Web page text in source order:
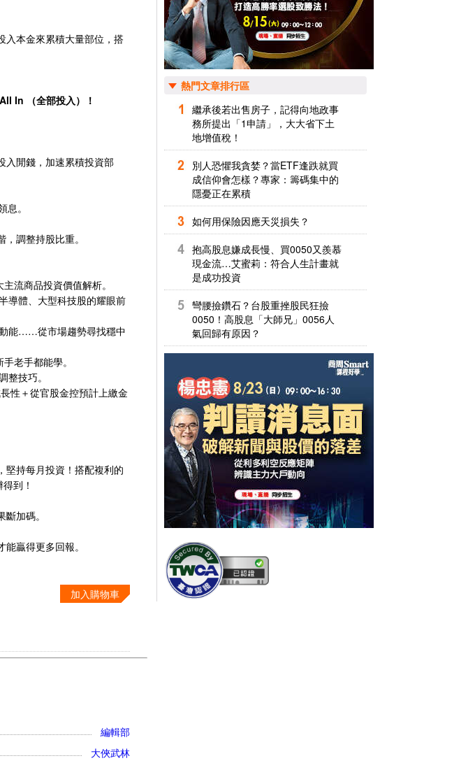
入本金來累積大量部位，搭
In （全部投入）！
入閒錢，加速累積投資部
。
調整持股比重。
流商品投資價值解析。
導體、大型科技股的耀眼前
能……從市場趨勢尋找穩中
老手都能學。
整技巧。
性＋從官股金控預計上繳金
堅持每月投資！搭配複利的
到！
加碼。
贏得更多回報。
加入購物車
編輯部
大俠武林
熱門文章排行區
繼承後若出售房子，記得向地政事
務所提出「1申請」，大大省下土
地增值稅！
別人恐懼我貪婪？當ETF逢跌就買
成信仰會怎樣？專家：籌碼集中的
隱憂正在累積
如何用保險因應天災損失？
抱高股息嫌成長慢、買0050又羨慕
現金流…艾蜜莉：符合人生計畫就
是成功投資
彎腰撿鑽石？台股重挫股民狂撿
0050！高股息「大師兄」0056人
氣回歸有原因？